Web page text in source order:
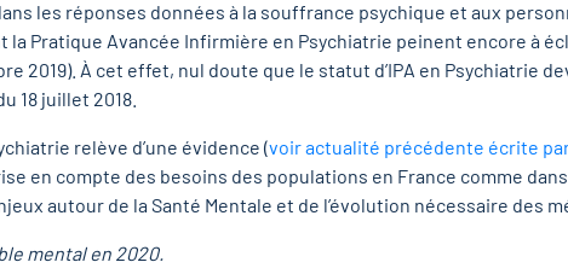
les réponses données à la souffrance psychique et aux
Pratique Avancée Infirmière en Psychiatrie peinent encore à
2019). À cet effet, nul doute que le statut d’IPA en Psychiatrie
18 juillet 2018.
relève d’une évidence (voir actualité précédente écrite
en compte des besoins des populations en France comme dans
autour de la Santé Mentale et de l’évolution nécessaire des
mental en 2020.